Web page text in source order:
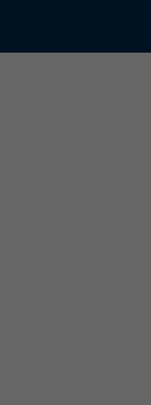
lues et comprises. Si la